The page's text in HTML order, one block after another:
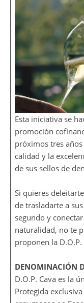
Esta iniciativa se
promoción
próximos tres
calidad y la
de sus sellos de
Si quieres
de trasladarte a
segundo y
naturalidad, no te
proponen la
DENOMINACIÓN
D.O.P. Cava es la
Protegida